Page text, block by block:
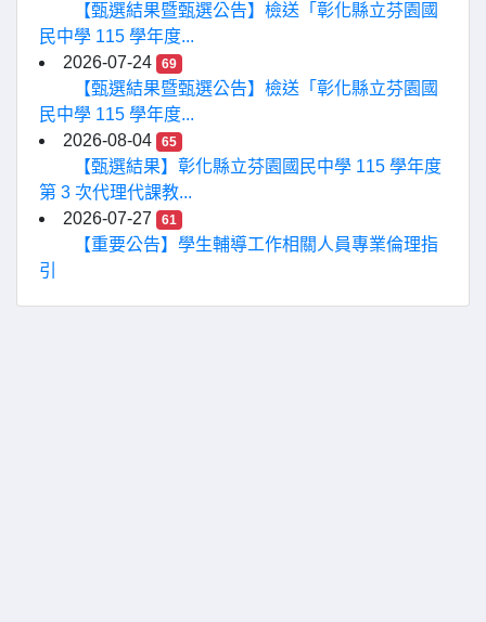
【甄選結果暨甄選公告】檢送「彰化縣立芬園國
民中學 115 學年度...
2026-07-24
69
【甄選結果暨甄選公告】檢送「彰化縣立芬園國
民中學 115 學年度...
2026-08-04
65
【甄選結果】彰化縣立芬園國民中學 115 學年度
第 3 次代理代課教...
2026-07-27
61
【重要公告】學生輔導工作相關人員專業倫理指
引